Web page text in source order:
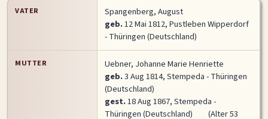
VATER
Spangenberg, August
geb.12 Mai 1812, Pustleben Wipperdorf
- Thüringen (Deutschland)
MUTTER
Uebner, Johanne Marie Henriette
geb.3 Aug 1814, Stempeda - Thüringen
(Deutschland)
gest.18 Aug 1867, Stempeda -
Thüringen (Deutschland)
(Alter 53